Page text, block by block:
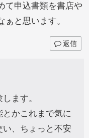
て申込書類を書店や
と思います。
返信
ます。
とかこれまで気に
い、ちょっと不安